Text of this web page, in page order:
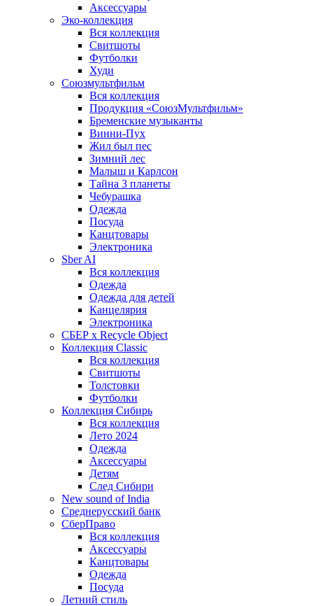
Аксессуары
Эко-коллекция
Вся коллекция
Свитшоты
Футболки
Худи
Союзмультфильм
Вся коллекция
Продукция «СоюзМультфильм»
Бременские музыканты
Винни-Пух
Жил был пес
Зимний лес
Малыш и Карлсон
Тайна 3 планеты
Чебурашка
Одежда
Посуда
Канцтовары
Электроника
Sber AI
Вся коллекция
Одежда
Одежда для детей
Канцелярия
Электроника
СБЕР x Recycle Object
Коллекция Classic
Вся коллекция
Свитшоты
Толстовки
Футболки
Коллекция Сибирь
Вся коллекция
Лето 2024
Одежда
Аксессуары
Детям
След Сибири
New sound of India
Среднерусский банк
СберПраво
Вся коллекция
Аксессуары
Канцтовары
Одежда
Посуда
Летний стиль